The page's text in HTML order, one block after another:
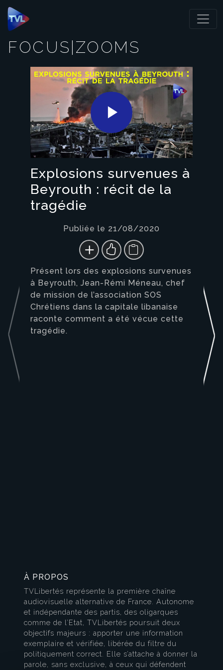
Panneau de gestion des cookies
FOCUS|ZOOMS
Play
Video
Explosions survenues à
Beyrouth : récit de la
tragédie
Publiée le 21/08/2020
Présent lors des explosions survenues
à Beyrouth, Jean-Rémi Méneau, chef
de mission de l’association SOS
Chrétiens dans la capitale libanaise
raconte comment a été vécue cette
tragédie.
À PROPOS
TVLibertés représente la première chaîne
audiovisuelle alternative de France. Autonome
et indépendante des partis, des oligarques
comme de l’Etat, TVLibertés poursuit deux
objectifs majeurs : apporter une information
exemplaire et vérifiée, libérée du filtre du
politiquement correct. Elle s’attache à donner la
parole, sans exclusive, à ceux qui défendent